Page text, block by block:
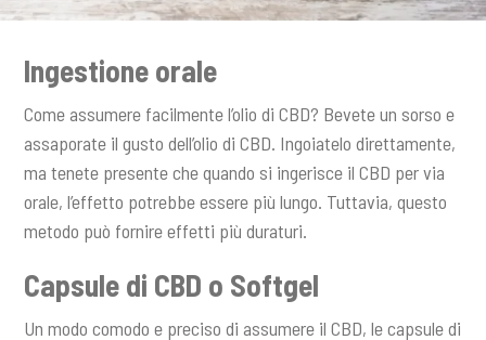
Ingestione orale
Come assumere facilmente l’olio di CBD? Bevete un sorso e
assaporate il gusto dell’olio di CBD. Ingoiatelo direttamente,
ma tenete presente che quando si ingerisce il CBD per via
orale, l’effetto potrebbe essere più lungo. Tuttavia, questo
metodo può fornire effetti più duraturi.
Capsule di CBD o Softgel
Un modo comodo e preciso di assumere il CBD, le capsule di